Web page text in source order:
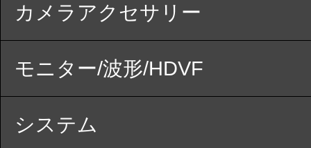
カメラアクセサリー
モニター/波形/HDVF
システム